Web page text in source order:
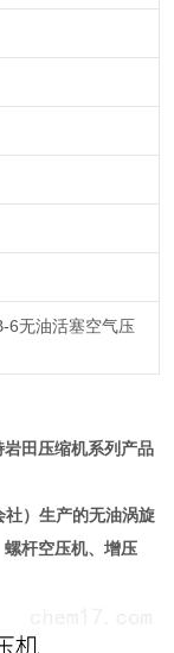
6无油活塞空气压
田压缩机系列产品
）生产的无油涡旋
杆空压机、增压